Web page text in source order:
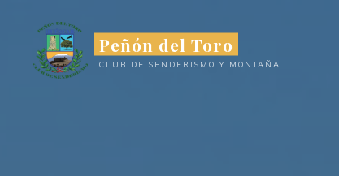
contenido
Peñón del Toro
CLUB DE SENDERISMO Y MONTAÑA